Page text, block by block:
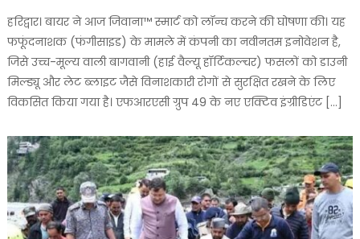
हरिद्वार। बायर ने आज जिवाना™️ स्मार्ट को लॉन्च करने की घोषणा की। यह
फफूंदनाशक (फंगीसाइड) के मामले में कंपनी का नवीनतम इनोवेशन है,
जिसे उच्च-मूल्य वाली बागवानी (हाई वैल्यू हॉर्टिकल्चर) फसलों को डाउनी
मिल्ड्यू और लेट ब्लाइट जैसे विनाशकारी रोगों से सुरक्षित रखने के लिए
विकसित किया गया है। एफआरएसी ग्रुप 49 के नए एक्टिव इंग्रीडिएंट […]